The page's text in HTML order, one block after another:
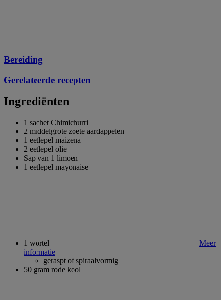
Bereiding
Gerelateerde recepten
Ingrediënten
1 sachet Chimichurri
2 middelgrote zoete aardappelen
1 eetlepel maizena
2 eetlepel olie
Sap van 1 limoen
1 eetlepel mayonaise
1 wortel
Meer
informatie
geraspt of spiraalvormig
50 gram rode kool